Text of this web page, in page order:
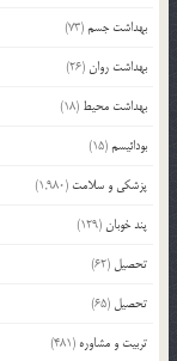
بهداشت جسم(73)
بهداشت روان (26)
بهداشت محیط (18)
بودائیسم(15)
پزشکی و سلامت (1,980)
پند خوبان (129)
تحصیل (62)
تحصیل (65)
تربیت و مشاوره (481)